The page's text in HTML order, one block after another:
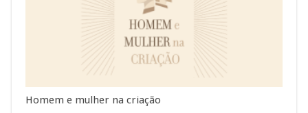
Homem e mulher na criação